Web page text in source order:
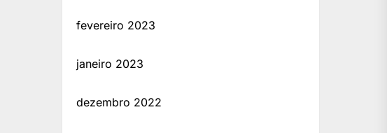
fevereiro 2023
janeiro 2023
dezembro 2022